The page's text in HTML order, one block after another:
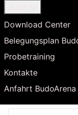
Download Center
Belegungsplan
Probetraining
Kontakte
Anfahrt BudoArena